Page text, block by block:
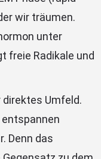
wir träumen.
unter
freie Radikale und
Umfeld.
Denn das